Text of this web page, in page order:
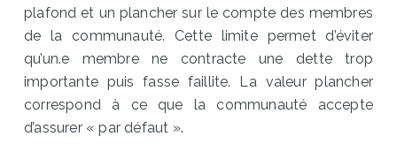
plafond et un plancher sur le compte des membres
de la communauté. Cette limite permet d’éviter
qu’un.e membre ne contracte une dette trop
importante puis fasse faillite. La valeur plancher
correspond à ce que la communauté accepte
d’assurer « par défaut ».